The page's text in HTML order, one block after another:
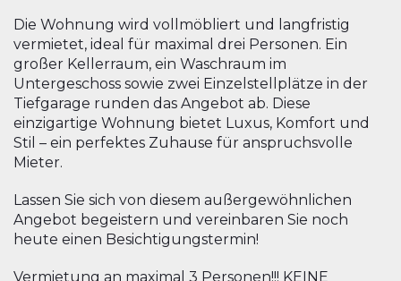
Die Wohnung wird vollmöbliert und langfristig
vermietet, ideal für maximal drei Personen. Ein
großer Kellerraum, ein Waschraum im
Untergeschoss sowie zwei Einzelstellplätze in der
Tiefgarage runden das Angebot ab. Diese
einzigartige Wohnung bietet Luxus, Komfort und
Stil – ein perfektes Zuhause für anspruchsvolle
Mieter.
Lassen Sie sich von diesem außergewöhnlichen
Angebot begeistern und vereinbaren Sie noch
heute einen Besichtigungstermin!
Vermietung an maximal 3 Personen!!! KEINE